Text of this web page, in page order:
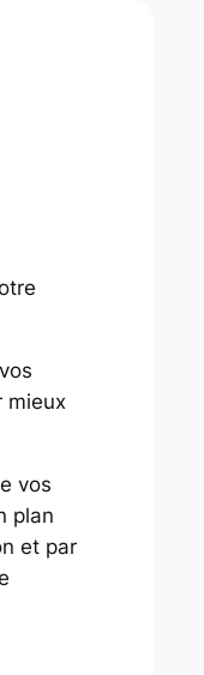
mieux
vos
plan
et par